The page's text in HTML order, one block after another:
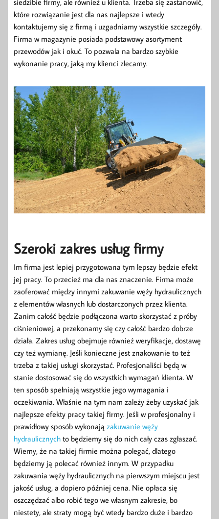
które rozwiązanie jest dla nas najlepsze i wtedy
kontaktujemy się z firmą i uzgadniamy wszystkie szczegóły.
Firma w magazynie posiada podstawowy asortyment
przewodów jak i okuć. To pozwala na bardzo szybkie
wykonanie pracy, jaką my klienci zlecamy.
Szeroki zakres usług firmy
Im firma jest lepiej przygotowana tym lepszy będzie efekt
jej pracy. To przecież ma dla nas znaczenie. Firma może
zaoferować między innymi zakuwanie węży hydraulicznych
z elementów własnych lub dostarczonych przez klienta.
Zanim całość będzie podłączona warto skorzystać z próby
ciśnieniowej, a przekonamy się czy całość bardzo dobrze
działa. Zakres usług obejmuje również weryfikacje, dostawę
czy też wymianę. Jeśli konieczne jest znakowanie to też
trzeba z takiej usługi skorzystać. Profesjonaliści będą w
stanie dostosować się do wszystkich wymagań klienta. W
ten sposób spełniają wszystkie jego wymagania i
oczekiwania. Właśnie na tym nam zależy żeby uzyskać jak
najlepsze efekty pracy takiej firmy. Jeśli w profesjonalny i
prawidłowy sposób wykonają zakuwanie węży
hydraulicznych to będziemy się do nich cały czas zgłaszać.
Wiemy, że na takiej firmie można polegać, dlatego
będziemy ją polecać również innym. W przypadku
zakuwania węży hydraulicznych na pierwszym miejscu jest
jakość usług, a dopiero później cena. Nie opłaca się
oszczędzać albo robić tego we własnym zakresie, bo
niestety, ale straty mogą być wtedy bardzo duże i bardzo